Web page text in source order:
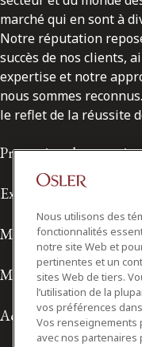
marché qui en sont à
Notre réputation
succès de nos clients,
expertise et notre
nous sommes
le reflet de la réussite
Protection des
Exonération de
Modalités de
Modalités d'utilisation
Accessibilité
Nous utilisons des
fonctionnalités
notre site Web et
pertinentes et un
sites Web de tiers.
l’utilisation de la
vos préférences
Vos renseignements
avec nos